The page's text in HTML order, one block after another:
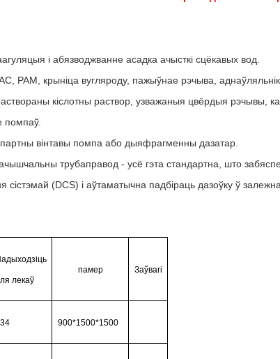
і абязводжванне асадка ачысткі сцёкавых вод.
PAM, крыніца вугляроду, пажыўнае рэчыва, аднаўляльнік
кіслотны раствор, узважаныя цвёрдыя рэчывы,
помпаў.
вінтавы помпа або дыяфрагменны дазатар.
трубаправод - усё гэта стандартна, што
(DCS) і аўтаматычна падбіраць дазоўку ў
лекаў
памер Заўвагі
900*1500*1500